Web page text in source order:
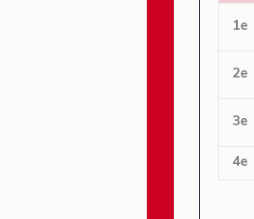
1e
2e
3e
4e